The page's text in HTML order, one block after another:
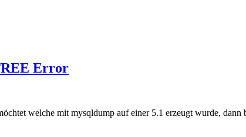
Error
welche mit mysqldump auf einer 5.1 erzeugt wurde,